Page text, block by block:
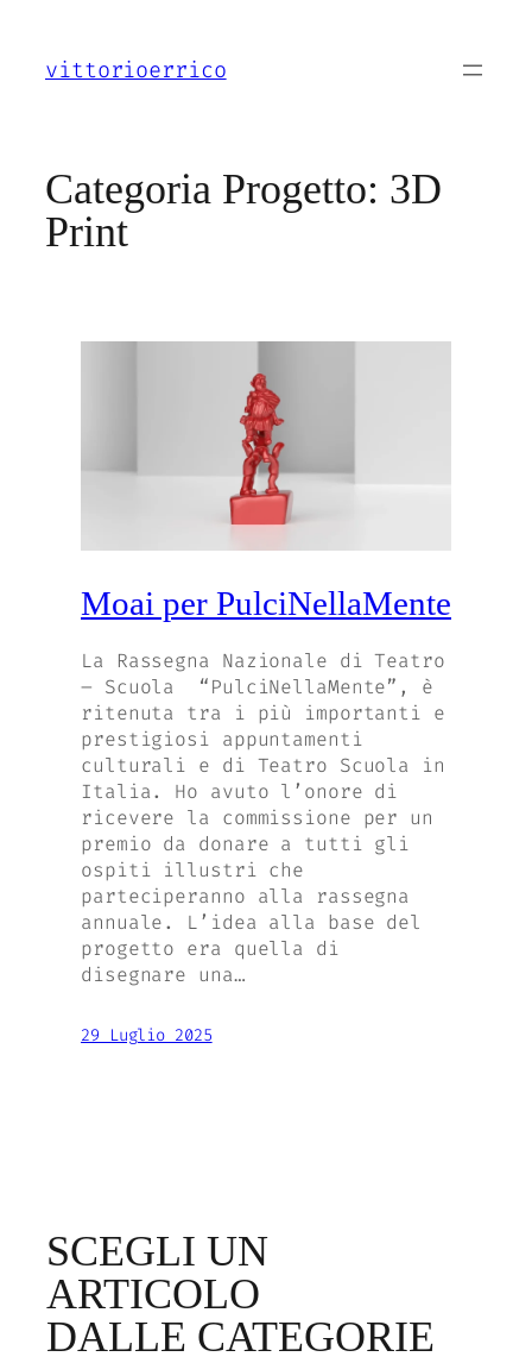
contenuto
vittorioerrico
Categoria Progetto: 3D
Print
Moai per PulciNellaMente
La Rassegna Nazionale di Teatro
– Scuola “PulciNellaMente”, è
ritenuta tra i più importanti e
prestigiosi appuntamenti
culturali e di Teatro Scuola in
Italia. Ho avuto l’onore di
ricevere la commissione per un
premio da donare a tutti gli
ospiti illustri che
parteciperanno alla rassegna
annuale. L’idea alla base del
progetto era quella di
disegnare una…
29 Luglio 2025
SCEGLI UN
ARTICOLO
DALLE CATEGORIE